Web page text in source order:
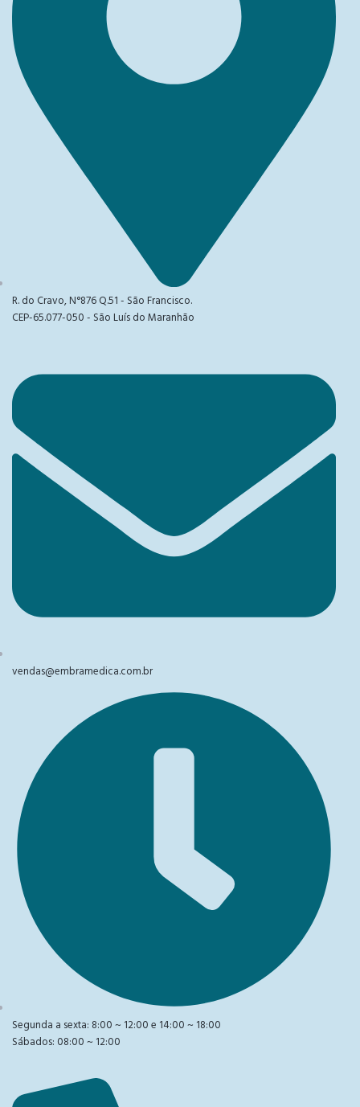
R. do Cravo, N°876 Q.51 - São Francisco.
CEP-65.077-050 - São Luís do Maranhão
vendas@embramedica.com.br
Segunda a sexta: 8:00 ~ 12:00 e 14:00 ~ 18:00
Sábados: 08:00 ~ 12:00